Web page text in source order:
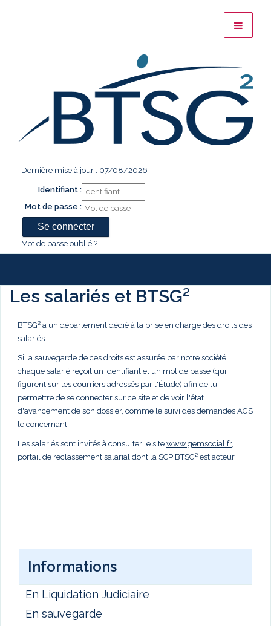
Dernière mise à jour : 07/08/2026
Identifiant :
Mot de passe :
Mot de passe oublié ?
Les salariés et BTSG²
BTSG² a un département dédié à la prise en charge des droits des
salariés.
Si la sauvegarde de ces droits est assurée par notre société,
chaque salarié reçoit un identifiant et un mot de passe (qui
figurent sur les courriers adressés par l'Étude) afin de lui
permettre de se connecter sur ce site et de voir l'état
d'avancement de son dossier, comme le suivi des demandes AGS
le concernant.
Les salariés sont invités à consulter le site www.gemsocial.fr,
portail de reclassement salarial dont la SCP BTSG² est acteur.
Informations
En Liquidation Judiciaire
En sauvegarde